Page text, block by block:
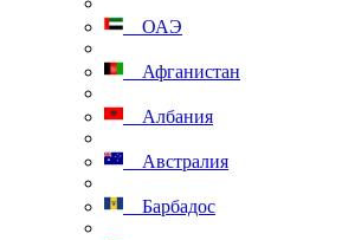
ОАЭ
Афганистан
Албания
Австралия
Барбадос